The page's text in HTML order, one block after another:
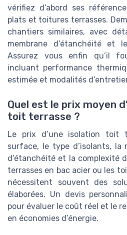
vérifiez d’abord ses
plats et toitures terrasses.
chantiers similaires, avec
membrane d’étanchéité et
Assurez vous enfin qu’il
incluant performance
estimée et modalités
Quel est le prix moyen
toit terrasse ?
Le prix d’une isolation toit
surface, le type d’isolants, la
d’étanchéité et la complexité
terrasses en bac acier ou les
nécessitent souvent des
élaborées. Un devis
pour évaluer le coût réel et le
en économies d’énergie.